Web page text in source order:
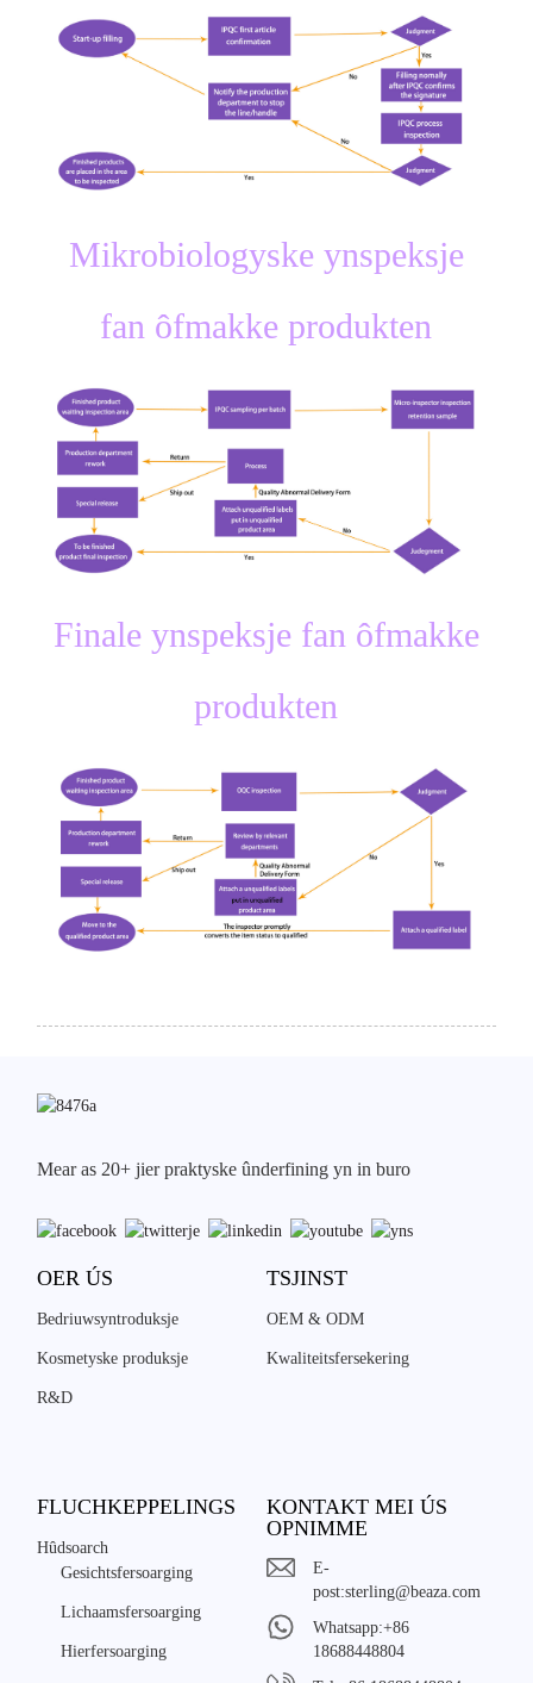
Mikrobiologyske ynspeksje
fan ôfmakke produkten
Finale ynspeksje fan ôfmakke
produkten
Mear as 20+ jier praktyske ûnderfining yn in buro
OER ÚS
Bedriuwsyntroduksje
Kosmetyske produksje
R&D
TSJINST
OEM & ODM
Kwaliteitsfersekering
FLUCHKEPPELINGS
Hûdsoarch
Gesichtsfersoarging
Lichaamsfersoarging
Hierfersoarging
KONTAKT MEI ÚS
OPNIMME
E-
post:sterling@beaza.com
Whatsapp:+86
18688448804